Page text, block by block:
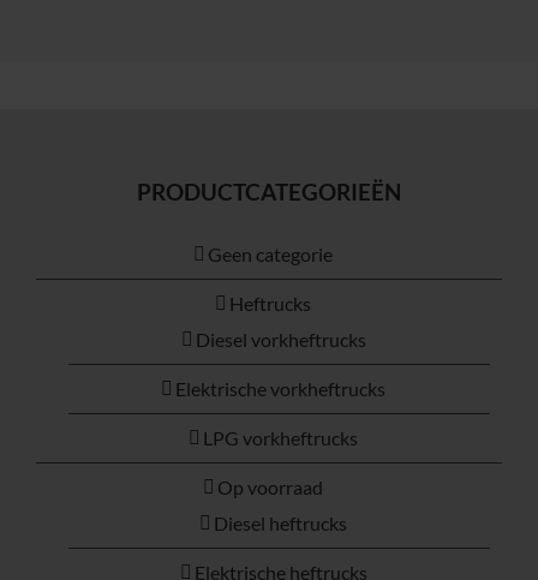
PRODUCTCATEGORIEËN
Geen categorie
Heftrucks
Diesel vorkheftrucks
Elektrische vorkheftrucks
LPG vorkheftrucks
Op voorraad
Diesel heftrucks
Elektrische heftrucks